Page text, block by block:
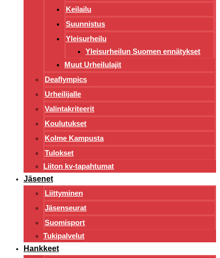
Keilailu
Suunnistus
Yleisurheilu
Yleisurheilun Suomen ennätykset
Muut Urheilulajit
Deaflympics
Urheilijalle
Valintakriteerit
Koulutukset
Kolme Kampusta
Tulokset
Liiton kv-tapahtumat
Jäsenet
Liittyminen
Jäsenseurat
Suomisport
Tukipalvelut
Hankkeet